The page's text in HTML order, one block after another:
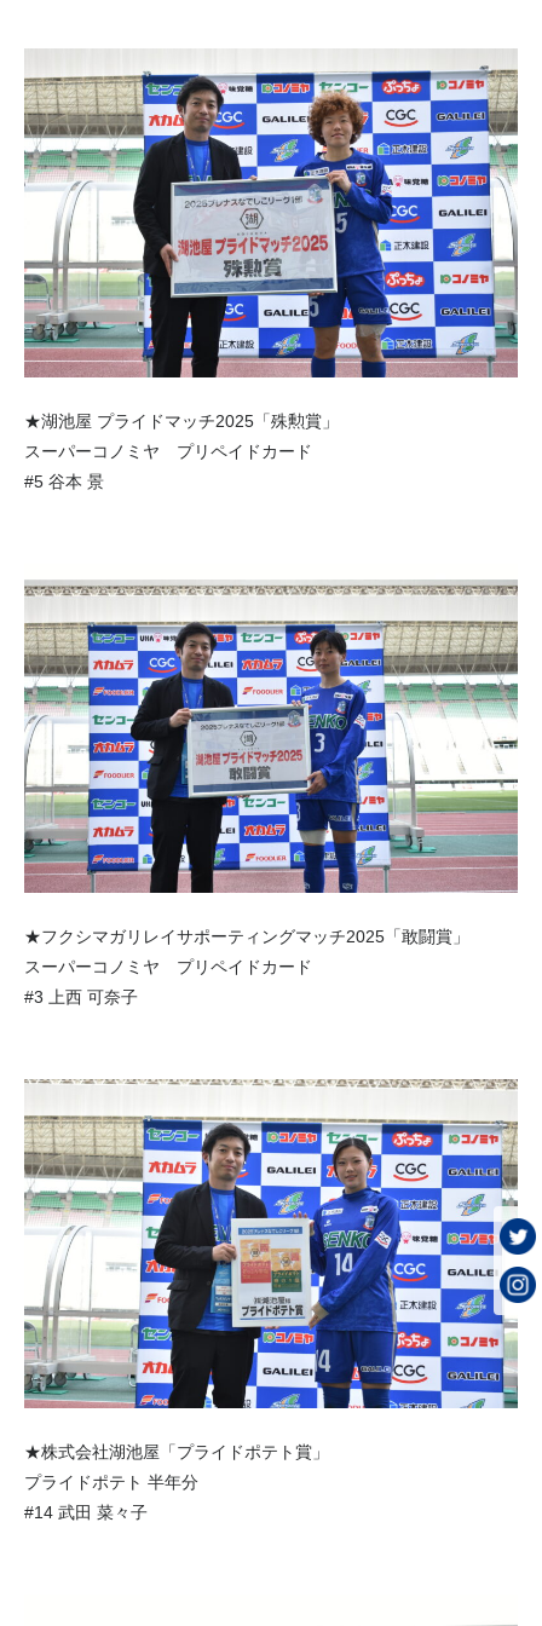
★湖池屋 プライドマッチ2025「殊勲賞」
スーパーコノミヤ プリペイドカード
#5 谷本 景
★フクシマガリレイサポーティングマッチ2025「敢闘賞」
スーパーコノミヤ プリペイドカード
#3 上西 可奈子
★株式会社湖池屋「プライドポテト賞」
プライドポテト 半年分
#14 武田 菜々子